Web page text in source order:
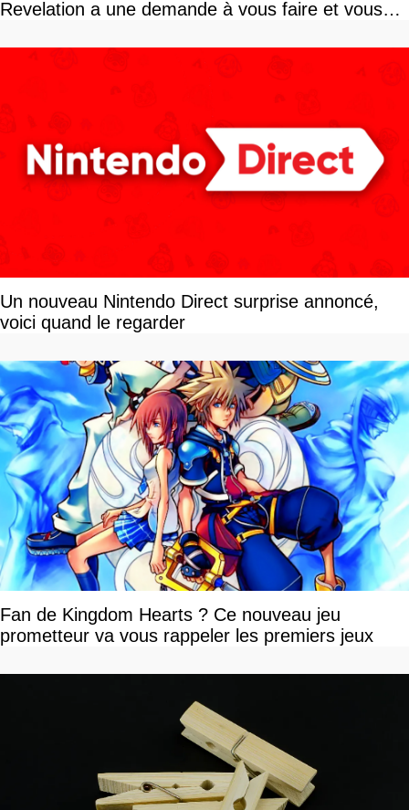
Revelation a une demande à vous faire et vous
Un nouveau Nintendo Direct surprise annoncé,
voici quand le regarder
Fan de Kingdom Hearts ? Ce nouveau jeu
prometteur va vous rappeler les premiers jeux